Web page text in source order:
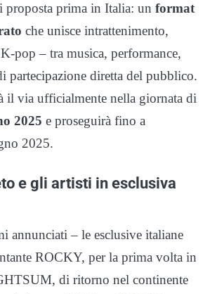
proposta prima in Italia: un format
che unisce intrattenimento,
pop – tra musica, performance,
partecipazione diretta del pubblico.
il via ufficialmente nella giornata di
2025 e proseguirà fino a
2025.
e gli artisti in esclusiva
annunciati – le esclusive italiane
ROCKY, per la prima volta in
di ritorno nel continente